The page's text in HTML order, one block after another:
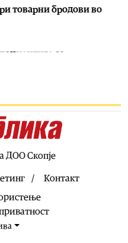
товарни бродови во
сo
брусилица
Словенија го намалува
нискиот водостој на
се нови
Позитивната листа со
ДОО Скопје
Контакт